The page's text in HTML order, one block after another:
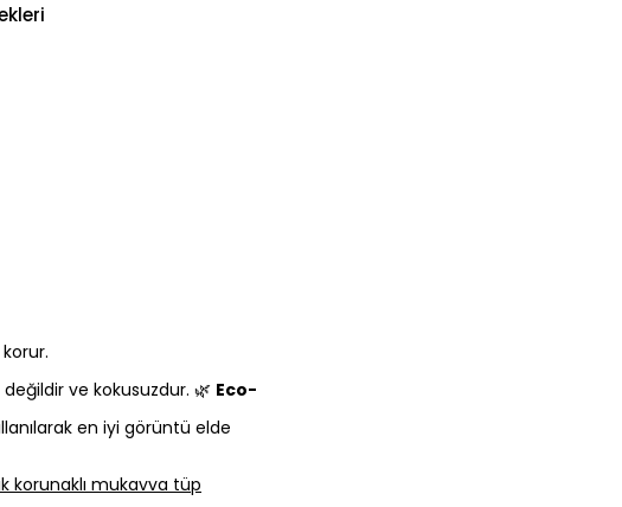
ve kokusuzdur. 🌿 Eco-
en iyi görüntü elde
korunaklı mukavva tüp